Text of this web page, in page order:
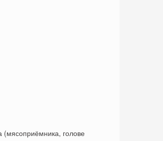
голове